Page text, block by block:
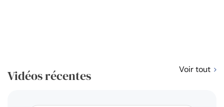
Vidéos récentes Voir tout